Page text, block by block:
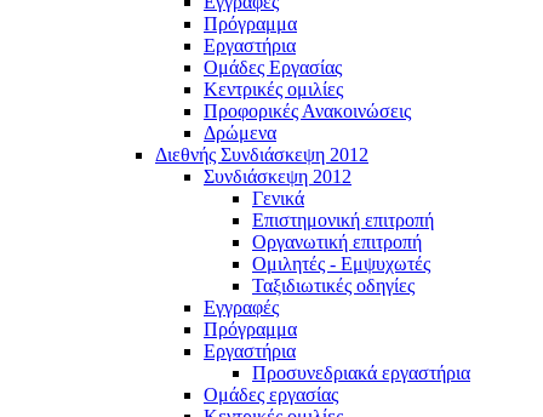
Πρόγραμμα
Εργαστήρια
Ομάδες Εργασίας
Κεντρικές ομιλίες
Προφορικές Ανακοινώσεις
Δρώμενα
Διεθνής Συνδιάσκεψη 2012
Συνδιάσκεψη 2012
Γενικά
Επιστημονική επιτροπή
Οργανωτική επιτροπή
Ομιλητές - Εμψυχωτές
Ταξιδιωτικές οδηγίες
Εγγραφές
Πρόγραμμα
Εργαστήρια
Προσυνεδριακά εργαστήρια
Ομάδες εργασίας